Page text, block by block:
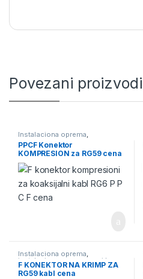
Povezani proizvodi
Instalaciona oprema
instalaciona oprema za video
nadzor,Konektori
video nadzor, Video Nadzor
PPCF Konektor
KOMPRESION za RG59 cena
Instalaciona oprema,
instalaciona oprema za video
nadzor,Konektori,Konektori za
video nadzor,Video Nadzor
F KONEKTOR NA KRIMP ZA
RG59 kabl cena